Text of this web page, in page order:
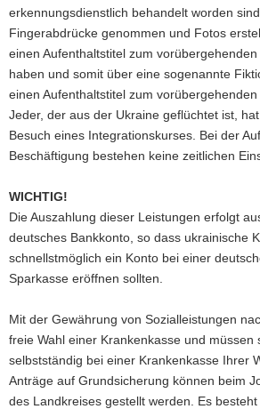
e
N
a
v
i
g
a
t
o
n
erkennungsdienstlich behandelt worden
Fingerabdrücke genommen und Fotos
einen Aufenthaltstitel zum
haben und somit über eine sogenannte
einen Aufenthaltstitel zum vorübergehenden
Jeder, der aus der Ukraine geflüchtet ist,
Besuch eines Integrationskurses. Bei der
Beschäftigung bestehen keine zeitlichen
WICHTIG!
Die Auszahlung dieser Leistungen erfolgt
deutsches Bankkonto, so dass ukrainische
schnellstmöglich ein Konto bei einer
Sparkasse eröffnen sollten.
Mit der Gewährung von Sozialleistungen
freie Wahl einer Krankenkasse und müssen
selbstständig bei einer Krankenkasse Ihrer
Anträge auf Grundsicherung können beim
des Landkreises gestellt werden. Es